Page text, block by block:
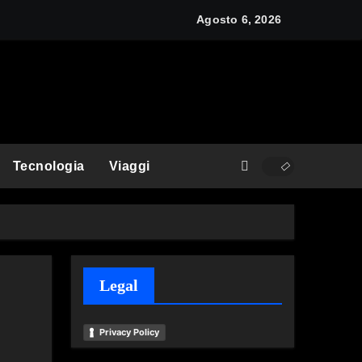
Agosto 6, 2026
Tecnologia Viaggi
Legal
Privacy Policy